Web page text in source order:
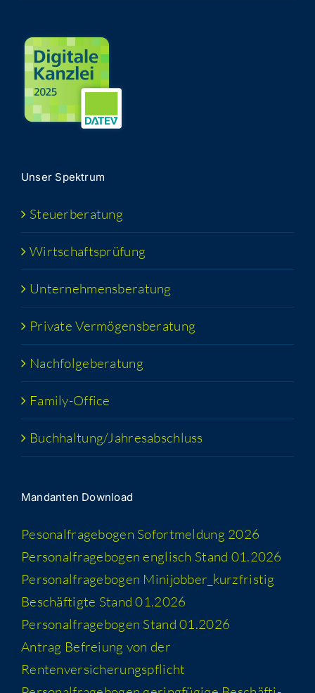
Unser Spek­trum
Steu­er­be­ra­tung
Wirt­schafts­prü­fung
Unter­neh­mens­be­ra­tung
Pri­va­te Vermögensberatung
Nach­fol­ge­be­ra­tung
Fami­­ly-Office
Buchhaltung/​​Jahresabschluss
Man­dan­ten Download
Peso­nal­fra­ge­bo­gen Sofort­mel­dung 2026
Per­so­nal­fra­ge­bo­gen eng­lisch Stand 01.2026
Per­so­nal­fra­ge­bo­gen Minijobber_​kurzfristig
Beschäf­tig­te Stand 01.2026
Per­so­nal­fra­ge­bo­gen Stand 01.2026
Antrag Befrei­ung von der
Rentenversicherungspflicht